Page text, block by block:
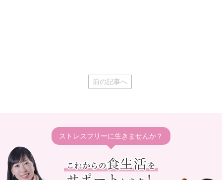
前の記事へ
ストレスフリーに生きませんか？